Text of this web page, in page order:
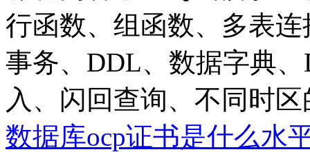
行函数、组函数、多表
事务、DDL、数据字典
入、闪回查询、不同时区
数据库ocp证书是什么水